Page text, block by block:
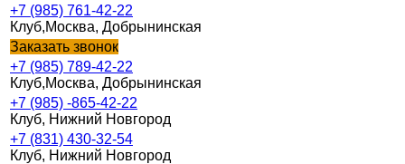
+7 (985) 761-42-22
Клуб,Москва, Добрынинская
Заказать звонок
+7 (985) 789-42-22
Клуб,Москва, Добрынинская
+7 (985) -865-42-22
Клуб, Нижний Новгород
+7 (831) 430-32-54
Клуб, Нижний Новгород